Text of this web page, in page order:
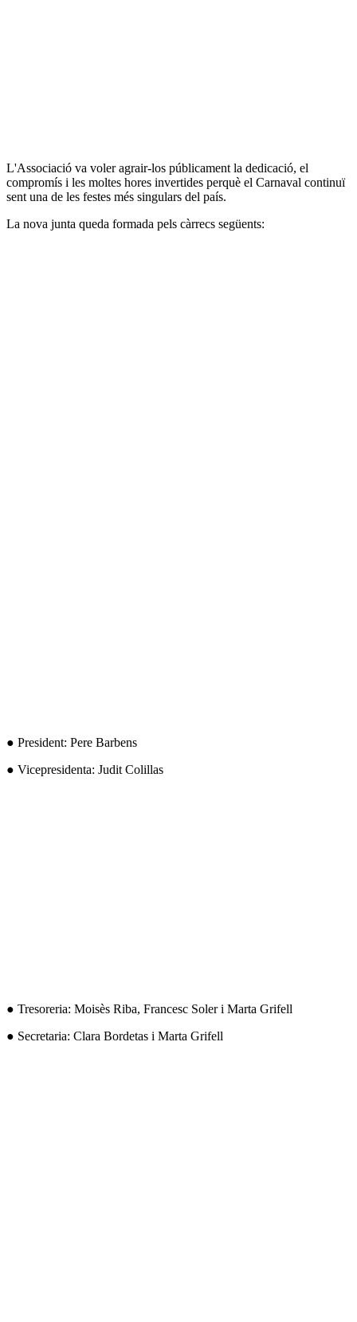
L'Associació va voler agrair-los públicament la dedicació, el
compromís i les moltes hores invertides perquè el Carnaval continuï
sent una de les festes més singulars del país.
La nova junta queda formada pels càrrecs següents:
● President: Pere Barbens
● Vicepresidenta: Judit Colillas
● Tresoreria: Moisès Riba, Francesc Soler i Marta Grifell
● Secretaria: Clara Bordetas i Marta Grifell